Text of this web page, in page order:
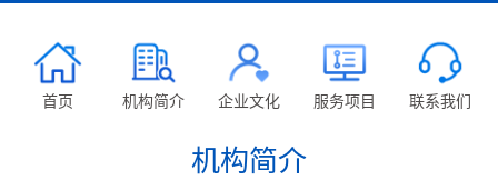
首页 机构简介 企业文化 服务项目 联系我们
机构简介